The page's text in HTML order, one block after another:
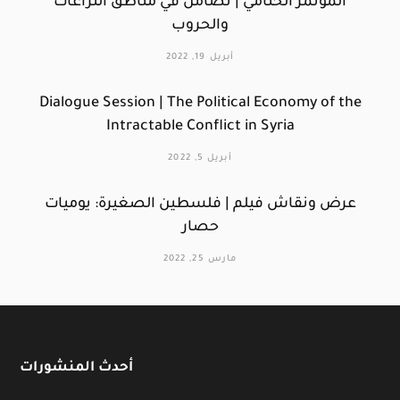
والحروب
أبريل 19, 2022
Dialogue Session | The Political Economy of the
Intractable Conflict in Syria
أبريل 5, 2022
عرض ونقاش فيلم | فلسطين الصغيرة: يوميات
حصار
مارس 25, 2022
أحدث المنشورات